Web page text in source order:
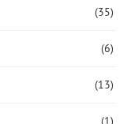
(35)
(6)
(13)
(1)